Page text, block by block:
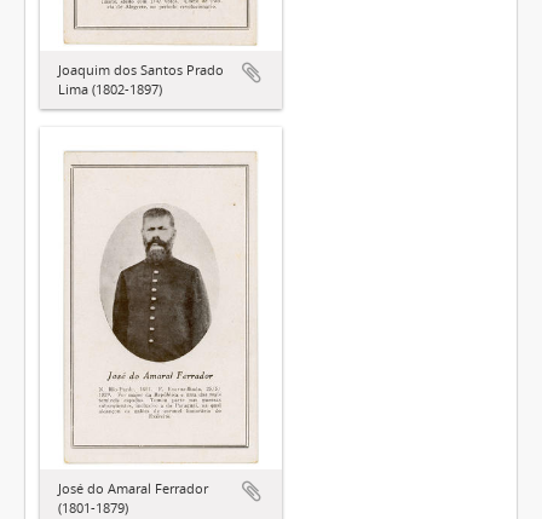
Joaquim dos Santos Prado
Lima (1802-1897)
José do Amaral Ferrador
(1801-1879)